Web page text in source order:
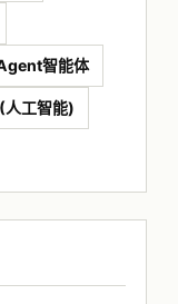
智能体
工智能)